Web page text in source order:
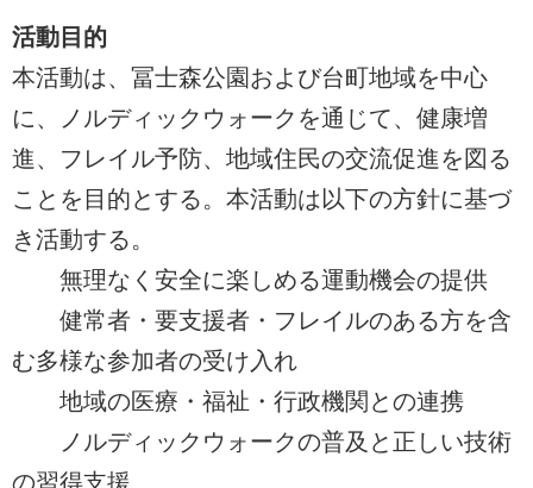
活動目的
本活動は、冨士森公園および台町地域を中心
に、ノルディックウォークを通じて、健康増
進、フレイル予防、地域住民の交流促進を図る
ことを目的とする。本活動は以下の方針に基づ
き活動する。
無理なく安全に楽しめる運動機会の提供
健常者・要支援者・フレイルのある方を含
む多様な参加者の受け入れ
地域の医療・福祉・行政機関との連携
ノルディックウォークの普及と正しい技術
の習得支援